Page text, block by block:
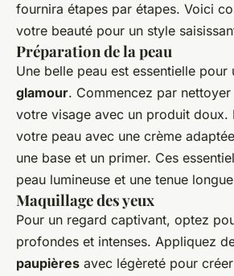
fournira étapes par étapes. Voici
votre beauté pour un style
Préparation de la peau
Une belle peau est essentielle pour
glamour. Commencez par
votre visage avec un produit doux.
votre peau avec une crème
une base et un primer. Ces
peau lumineuse et une tenue
Maquillage des yeux
Pour un regard captivant, optez
profondes et intenses. Appliquez
paupières avec légèreté pour